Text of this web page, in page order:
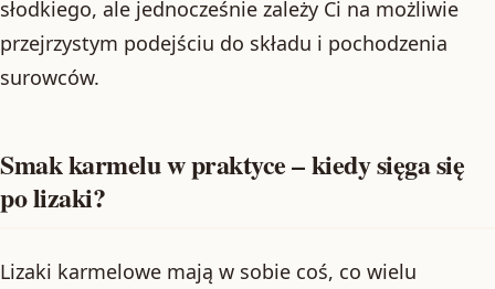
słodkiego, ale jednocześnie zależy Ci na możliwie
przejrzystym podejściu do składu i pochodzenia
surowców.
Smak karmelu w praktyce – kiedy sięga się
po lizaki?
Lizaki karmelowe mają w sobie coś, co wielu